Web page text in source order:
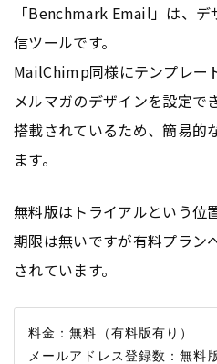
「Benchmark Email」は、
信ツールです。
MailChimp同様にテンプレー
メルマガのデザインを設定で
搭載されているため、簡易的
ます。
無料版はトライアルという位
期限は無いですが有料プラン
されています。
料金：無料（有料版有り）
メールアドレス登録数：無料